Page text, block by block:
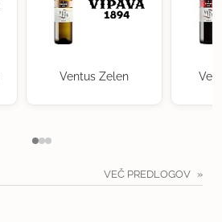
Ventus Zelen
VEČ PREDLOGOV